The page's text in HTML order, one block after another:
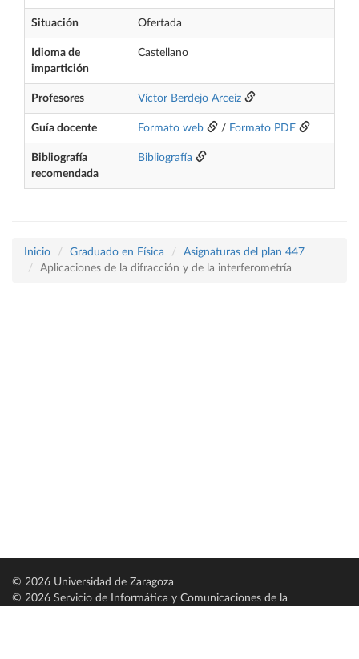
Situación Ofertada
Idioma de
impartición
Castellano
Profesores Víctor Berdejo Arceiz
Guía docente Formato web / Formato PDF
Bibliografía
recomendada
Bibliografía
Inicio Graduado en Física
Asignaturas del plan 447
Aplicaciones de la difracción y de la interferometría
© 2026 Universidad de Zaragoza
© 2026 Servicio de Informática y Comunicaciones de la